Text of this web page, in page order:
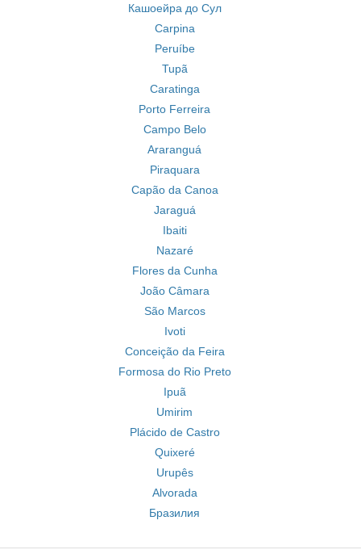
Кашоейра до Сул
Carpina
Peruíbe
Tupã
Caratinga
Porto Ferreira
Campo Belo
Araranguá
Piraquara
Capão da Canoa
Jaraguá
Ibaiti
Nazaré
Flores da Cunha
João Câmara
São Marcos
Ivoti
Conceição da Feira
Formosa do Rio Preto
Ipuã
Umirim
Plácido de Castro
Quixeré
Urupês
Alvorada
Бразилия